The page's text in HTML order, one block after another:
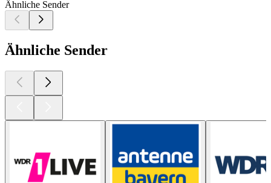
Ähnliche Sender
Ähnliche Sender